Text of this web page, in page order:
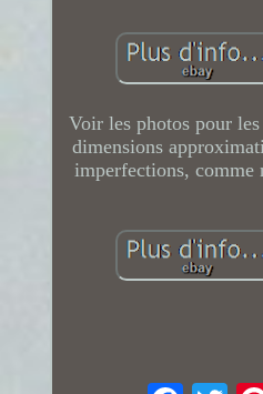
Voir les photos pour
dimensions
imperfections, comme